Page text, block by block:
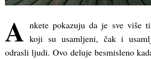
A nkete pokazuju da je sve više
koji su usamljeni, čak i
odrasli ljudi. Ovo deluje besmisleno